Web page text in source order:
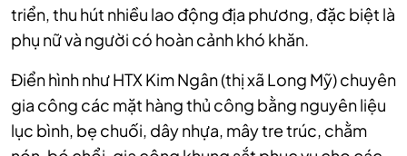
triển, thu hút nhiều lao động địa phương, đặc biệt là
phụ nữ và người có hoàn cảnh khó khăn.
Điển hình như HTX Kim Ngân (thị xã Long Mỹ) chuyên
gia công các mặt hàng thủ công bằng nguyên liệu
lục bình, bẹ chuối, dây nhựa, mây tre trúc, chằm